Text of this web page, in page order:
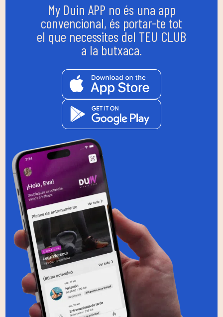
My Duin APP no és una app
convencional, és portar-te tot
el que necessites del TEU CLUB
a la butxaca.